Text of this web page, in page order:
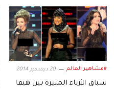
#مشاهير العالم 20 ديسمبر 2014
سباق الأزياء المثيرة بين هيفا